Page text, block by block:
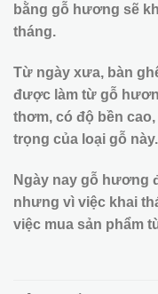
bằng gỗ hương sẽ
tháng.
Từ ngày xưa, bàn
được làm từ gỗ
thơm, có độ bền
trọng của loại gỗ này.
Ngày nay gỗ hương
nhưng vì việc khai
việc mua sản phẩm